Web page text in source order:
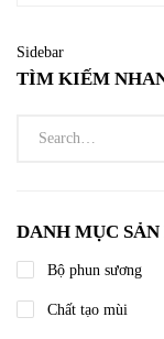
Sidebar
TÌM KIẾM
DANH MỤC
Bộ phun sương
Chất tạo mùi